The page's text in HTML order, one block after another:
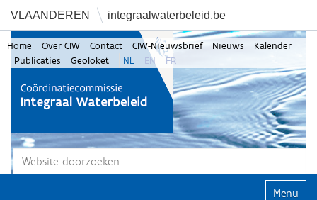
VLAANDEREN integraalwaterbeleid.be
Zoek
Home Over CIW Contact CIW-Nieuwsbrief Nieuws
Kalender
Publicaties
Geoloket NL EN FR
Klap